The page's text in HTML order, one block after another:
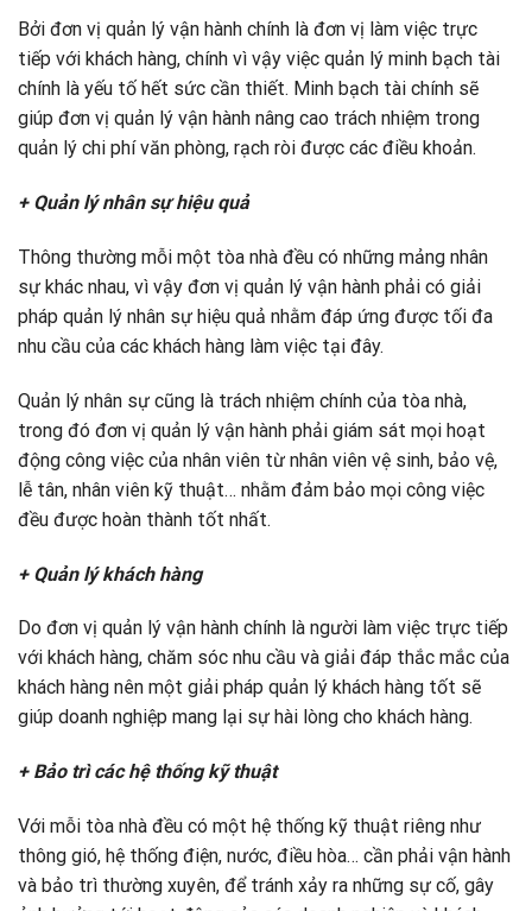
Bởi đơn vị quản lý vận hành chính là đơn vị làm việc trực
tiếp với khách hàng, chính vì vậy việc quản lý minh bạch tài
chính là yếu tố hết sức cần thiết. Minh bạch tài chính sẽ
giúp đơn vị quản lý vận hành nâng cao trách nhiệm trong
quản lý chi phí văn phòng, rạch ròi được các điều khoản.
+ Quản lý nhân sự hiệu quả
Thông thường mỗi một tòa nhà đều có những mảng nhân
sự khác nhau, vì vậy đơn vị quản lý vận hành phải có giải
pháp quản lý nhân sự hiệu quả nhằm đáp ứng được tối đa
nhu cầu của các khách hàng làm việc tại đây.
Quản lý nhân sự cũng là trách nhiệm chính của tòa nhà,
trong đó đơn vị quản lý vận hành phải giám sát mọi hoạt
động công việc của nhân viên từ nhân viên vệ sinh, bảo vệ,
lễ tân, nhân viên kỹ thuật… nhằm đảm bảo mọi công việc
đều được hoàn thành tốt nhất.
+ Quản lý khách hàng
Do đơn vị quản lý vận hành chính là người làm việc trực tiếp
với khách hàng, chăm sóc nhu cầu và giải đáp thắc mắc của
khách hàng nên một giải pháp quản lý khách hàng tốt sẽ
giúp doanh nghiệp mang lại sự hài lòng cho khách hàng.
+ Bảo trì các hệ thống kỹ thuật
Với mỗi tòa nhà đều có một hệ thống kỹ thuật riêng như
thông gió, hệ thống điện, nước, điều hòa… cần phải vận hành
và bảo trì thường xuyên, để tránh xảy ra những sự cố, gây